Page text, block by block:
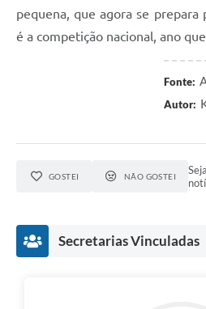
pequena, que agora se prepara
é a competição nacional, ano
Fonte:
Autor:
GOSTEI NÃO GOSTEI
Secretarias Vinculadas